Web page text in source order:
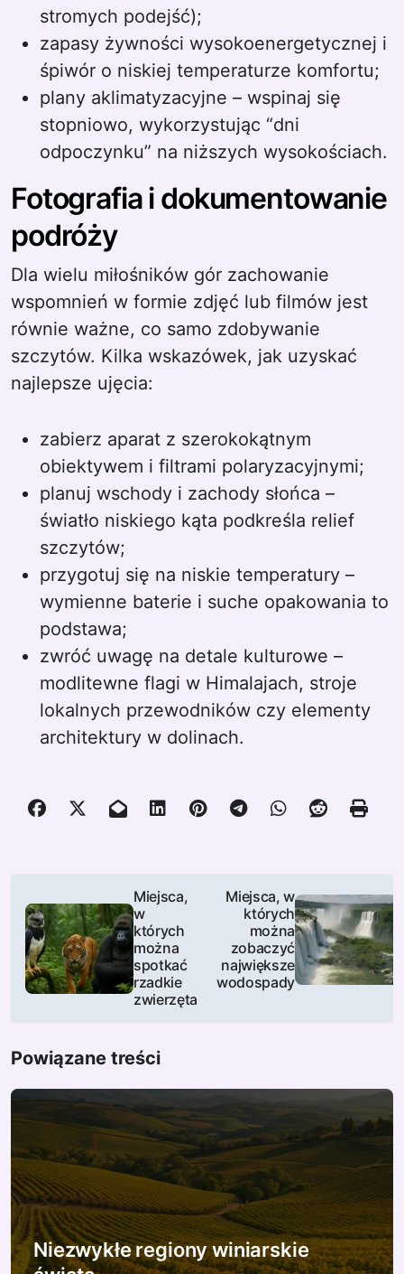
stromych podejść);
zapasy żywności wysokoenergetycznej i
śpiwór o niskiej temperaturze komfortu;
plany aklimatyzacyjne – wspinaj się
stopniowo, wykorzystując “dni
odpoczynku” na niższych wysokościach.
Fotografia i dokumentowanie
podróży
Dla wielu miłośników gór zachowanie
wspomnień w formie zdjęć lub filmów jest
równie ważne, co samo zdobywanie
szczytów. Kilka wskazówek, jak uzyskać
najlepsze ujęcia:
zabierz aparat z szerokokątnym
obiektywem i filtrami polaryzacyjnymi;
planuj wschody i zachody słońca –
światło niskiego kąta podkreśla relief
szczytów;
przygotuj się na niskie temperatury –
wymienne baterie i suche opakowania to
podstawa;
zwróć uwagę na detale kulturowe –
modlitewne flagi w Himalajach, stroje
lokalnych przewodników czy elementy
architektury w dolinach.
w
a
c
j
a
w
p
Miejsca,
w
których
można
spotkać
rzadkie
zwierzęta
Miejsca, w
których
można
zobaczyć
największe
wodospady
Powiązane treści
Niezwykłe regiony winiarskie